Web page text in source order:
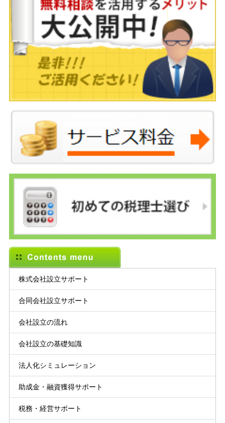
株式会社設立サポート
合同会社設立サポート
会社設立の流れ
会社設立の基礎知識
法人化シミュレーション
助成金・融資獲得サポート
税務・経営サポート